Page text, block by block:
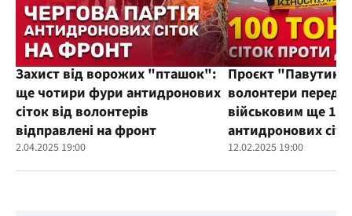
Захист від ворожих "пташок":
ще чотири фури антидронових
сіток від волонтерів
відправлені на фронт
2.04.2025 19:00
Проєкт
волонтери
військовим ще
антидронових
12.02.2025 19:00